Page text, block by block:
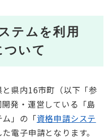
テムを利用
ついて
県内16市町（以下「参
発・運営している「島
」の「資格申請システ
電子申請となります。